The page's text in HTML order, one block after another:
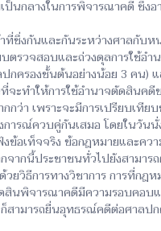
นกลางในการพิจารณาคดี ซึ่
งกันและกันระหว่างศาลกับห
ตรวจสอบและถ่วงดุลการใช้
กครองชั้นต้นอย่างน้อย 3 คน)
ะทำให้การใช้อำนาจตัดสินค
ว่า เพราะจะมีการเปรียบเที
รณ์ควบคู่กันเสมอ โดยในวัน
ข้อเท็จจริง ข้อกฎหมายและค
ากนี้ประชาชนทั่วไปยังสามา
ยวิธีการทางวิชาการ การที่ก
สินพิจารณาคดีมีความรอบคอ
ามารถยื่นอุทธรณ์คดีต่อศาลป